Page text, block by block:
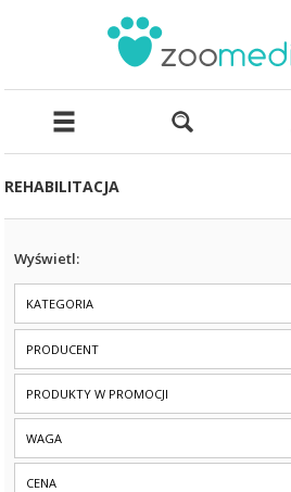
REHABILITACJA
Wyświetl:
KATEGORIA
PRODUCENT
PRODUKTY W PROMOCJI
WAGA
CENA